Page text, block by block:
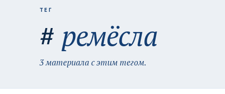
ТЕГ
# ремёсла
3 материала с этим тегом.